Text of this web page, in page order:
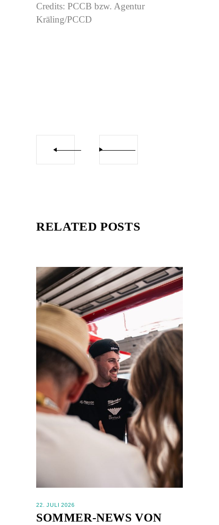
Credits: PCCB bzw. Agentur
Kräling/PCCD
RELATED POSTS
22. JULI 2026
SOMMER-NEWS VON